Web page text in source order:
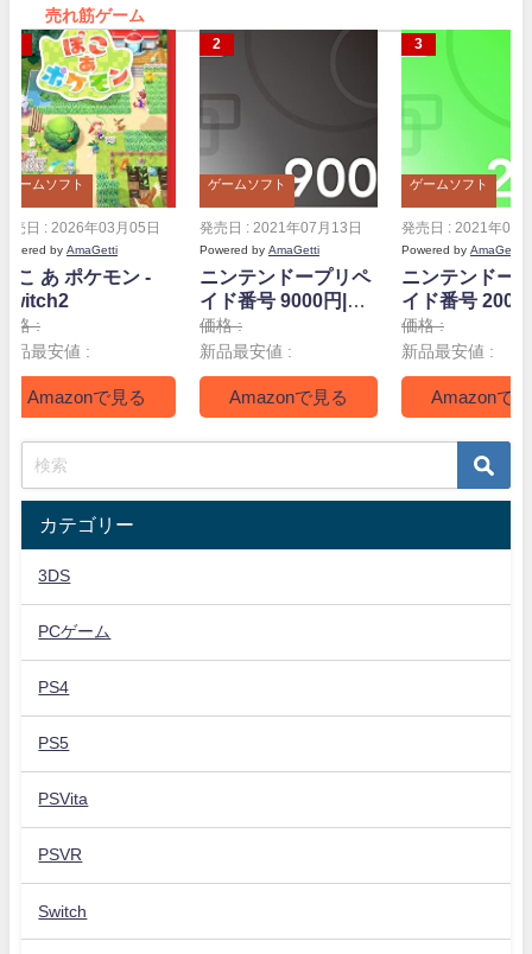
売れ筋ゲーム
ゲームソフト
売日 : 2026年03月05日
by AmaGetti
こ あ ポケモン -
格 :
品最安値 :
Amazonで見る
ゲームソフト
発売日 : 2021年07月13日
Powered by AmaGetti
ニンテンドープリペ
イド番号 9000円|オ
ンラインコード版
価格 :
新品最安値 :
Amazonで見る
ゲームソフト
発売日 : 2021年07
Powered by AmaGetti
ニンテンドー
イド番号 2000
ンラインコー
価格 :
新品最安値 :
Amazonで
カテゴリー
3DS
PCゲーム
PS4
PS5
PSVita
PSVR
Switch